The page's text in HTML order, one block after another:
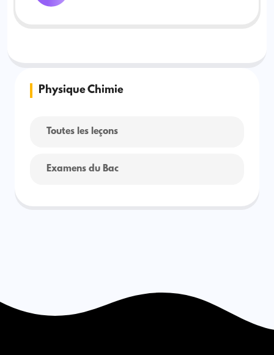
Physique Chimie
Toutes les leçons
Examens du Bac